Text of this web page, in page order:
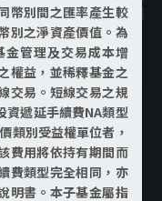
強化退休階段對市場
幣別間之匯率產生較
別之淨資產價值。為
管理及交易成本增
權益，並稀釋基金之
交易。短線交易之規
資遞延手續費NA類型
類別受益權單位者，
費用將依持有期間而
費類型完全相同，亦
明書。本子基金屬指